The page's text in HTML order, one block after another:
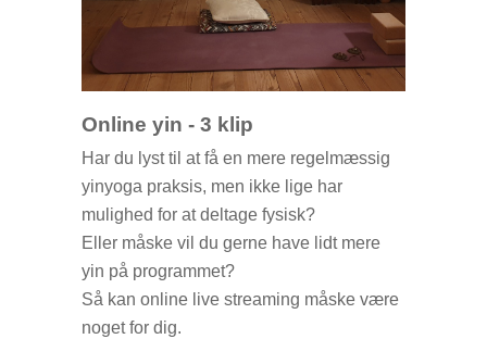
Online yin - 3 klip
Har du lyst til at få en mere regelmæssig
yinyoga praksis, men ikke lige har
mulighed for at deltage fysisk?
Eller måske vil du gerne have lidt mere
yin på programmet?
Så kan online live streaming måske være
noget for dig.